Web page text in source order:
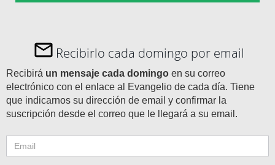
Recibirlo cada domingo por email
Recibirá un mensaje cada domingo en su correo
electrónico con el enlace al Evangelio de cada día. Tiene
que indicarnos su dirección de email y confirmar la
suscripción desde el correo que le llegará a su email.